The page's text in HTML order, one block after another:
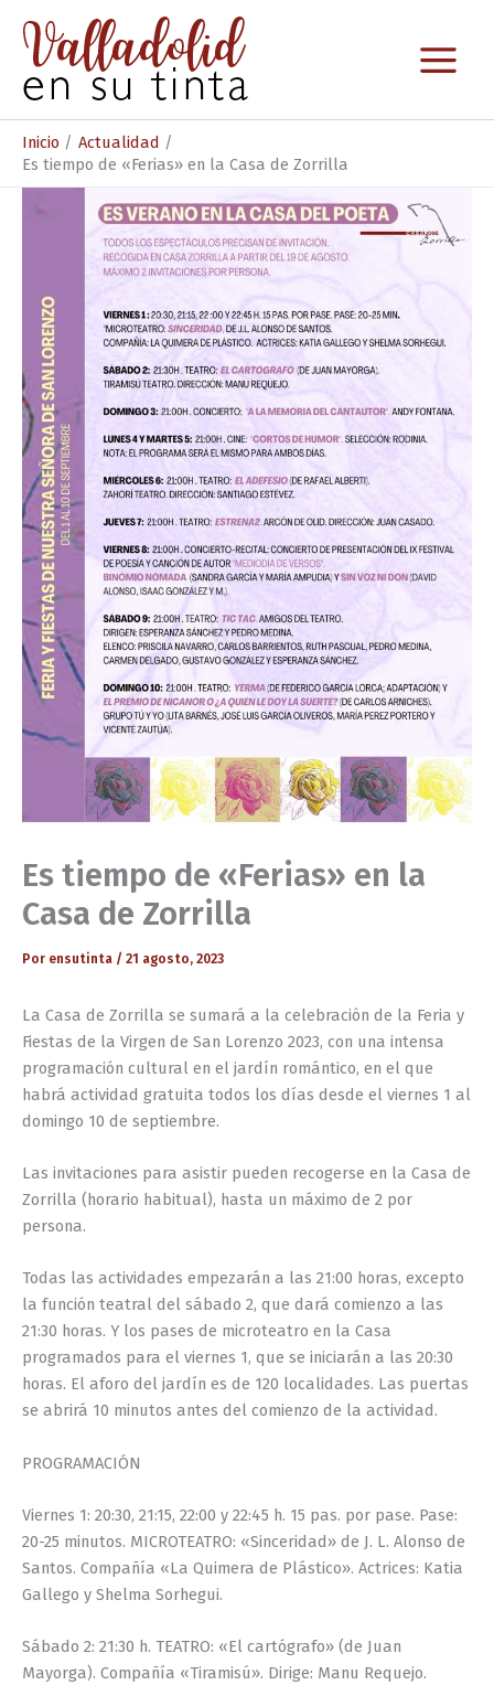
contenido
Inicio
Actualidad
Es tiempo de «Ferias» en la Casa de Zorrilla
Es tiempo de «Ferias» en la
Casa de Zorrilla
Por ensutinta / 21 agosto, 2023
La Casa de Zorrilla se sumará a la celebración de la Feria y
Fiestas de la Virgen de San Lorenzo 2023, con una intensa
programación cultural en el jardín romántico, en el que
habrá actividad gratuita todos los días desde el viernes 1 al
domingo 10 de septiembre.
Las invitaciones para asistir pueden recogerse en la Casa de
Zorrilla (horario habitual), hasta un máximo de 2 por
persona.
Todas las actividades empezarán a las 21:00 horas, excepto
la función teatral del sábado 2, que dará comienzo a las
21:30 horas. Y los pases de microteatro en la Casa
programados para el viernes 1, que se iniciarán a las 20:30
horas. El aforo del jardín es de 120 localidades. Las puertas
se abrirá 10 minutos antes del comienzo de la actividad.
PROGRAMACIÓN
Viernes 1: 20:30, 21:15, 22:00 y 22:45 h. 15 pas. por pase. Pase:
20-25 minutos. MICROTEATRO: «Sinceridad» de J. L. Alonso de
Santos. Compañía «La Quimera de Plástico». Actrices: Katia
Gallego y Shelma Sorhegui.
Sábado 2: 21:30 h. TEATRO: «El cartógrafo» (de Juan
Mayorga). Compañía «Tiramisú». Dirige: Manu Requejo.